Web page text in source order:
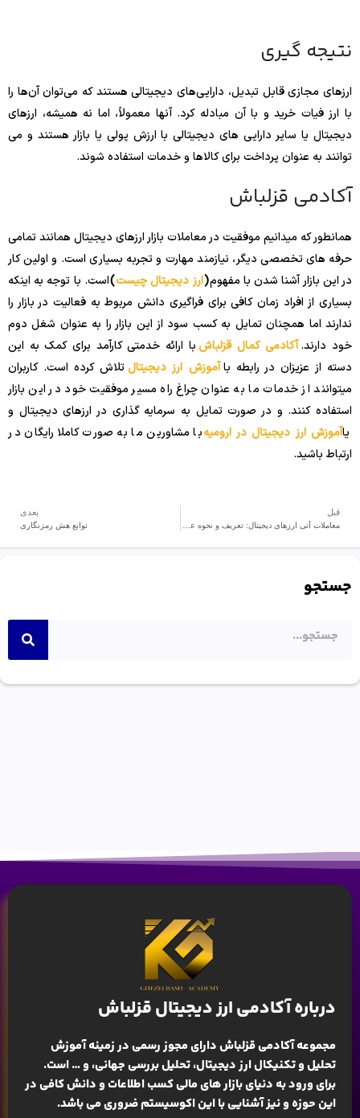
نتیجه گیری
ارزهای مجازی قابل تبدیل، دارایی‌های دیجیتالی هستند که می‌توان آن‌ها را
با ارز فیات خرید و با آن مبادله کرد. آنها معمولاً، اما نه همیشه، ارزهای
دیجیتال یا سایر دارایی های دیجیتالی با ارزش پولی یا بازار هستند و می
توانند به عنوان پرداخت برای کالاها و خدمات استفاده شوند.
آکادمی قزلباش
همانطور که میدانیم موفقیت در معاملات بازار ارزهای دیجیتال همانند تمامی
حرفه های تخصصی دیگر، نیازمند مهارت و تجربه بسیاری است. و اولین کار
در این بازار آشنا شدن با مفهوم(ارز دیجیتال چیست)است. با توجه به اینکه
بسیاری از افراد زمان کافی برای فراگیری دانش مربوط به فعالیت در بازار را
ندارند اما همچنان تمایل به کسب سود از این بازار را به عنوان شغل دوم
خود دارند.آکادمی کمال قزلباشبا ارائه خدمتی کارآمد برای کمک به این
دسته از عزیزان در رابطه باآموزش ارز دیجیتالتلاش کرده است. کاربران
میتوانند از خدمات ما به عنوان چراغ راه مسیر موفقیت خود در این بازار
استفاده کنند. و در صورت تمایل به سرمایه گذاری در ارزهای دیجیتال و
یاآموزش ارز دیجیتال در ارومیهبا مشاورین ما به صورت کاملا رایگان در
ارتباط باشید.
قبل بعدی
توابع هش رمزنگاری
جستجو
درباره آکادمی ارز دیجیتال قزلباش
مجموعه آکادمی قزلباش دارای مجوز رسمی در زمینهآموزش
تحلیل و تکنیکال ارز دیجیتال، تحلیل بررسی جهانی، و … است.
برای ورود به دنیای بازار های مالی کسب اطلاعات و دانش کافی در
این حوزه و نیز آشنایی با این اکوسیستم ضروری می باشد.